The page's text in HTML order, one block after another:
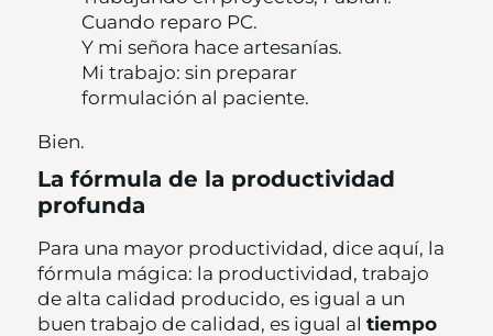
Cuando reparo PC.
Y mi señora hace artesanías.
Mi trabajo: sin preparar
formulación al paciente.
Bien.
La fórmula de la productividad
profunda
Para una mayor productividad, dice aquí, la
fórmula mágica: la productividad, trabajo
de alta calidad producido, es igual a un
buen trabajo de calidad, es igual al tiempo